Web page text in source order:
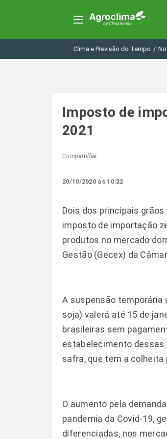
Clima e Previsão do Tempo /
Imposto de
2021
Compartilhar
20/10/2020 às 10:22
Dois dos principais grãos
imposto de importação
produtos no mercado
Gestão (Gecex) da
A suspensão temporária
soja) valerá até 15 de
brasileiras sem
estabelecimento dessas
safra, que tem a colheita
O aumento pela
pandemia da Covid-19,
diferenciadas, nos